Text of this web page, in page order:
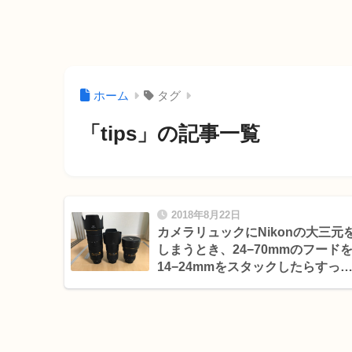
ホーム タグ
「tips」の記事一覧
2018年8月22日
カメラリュックにNikonの大三元
しまうとき、24−70mmのフードを
14−24mmをスタックしたらすっき